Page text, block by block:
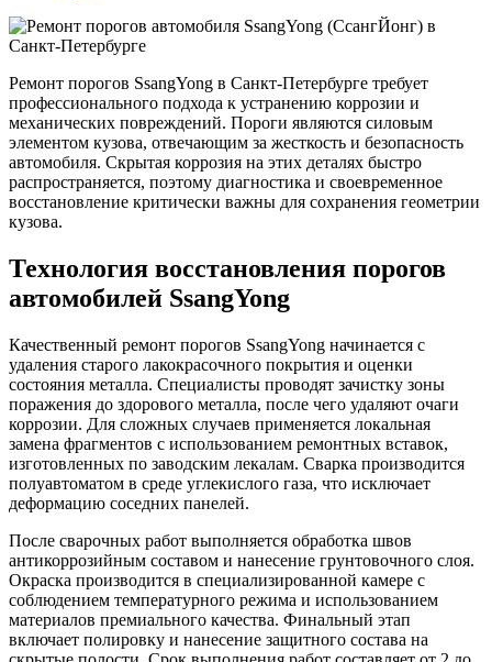
Ремонт порогов SsangYong в Санкт-Петербурге требует
профессионального подхода к устранению коррозии и
механических повреждений. Пороги являются силовым
элементом кузова, отвечающим за жесткость и безопасность
автомобиля. Скрытая коррозия на этих деталях быстро
распространяется, поэтому диагностика и своевременное
восстановление критически важны для сохранения геометрии
кузова.
Технология восстановления порогов
автомобилей SsangYong
Качественный ремонт порогов SsangYong начинается с
удаления старого лакокрасочного покрытия и оценки
состояния металла. Специалисты проводят зачистку зоны
поражения до здорового металла, после чего удаляют очаги
коррозии. Для сложных случаев применяется локальная
замена фрагментов с использованием ремонтных вставок,
изготовленных по заводским лекалам. Сварка производится
полуавтоматом в среде углекислого газа, что исключает
деформацию соседних панелей.
После сварочных работ выполняется обработка швов
антикоррозийным составом и нанесение грунтовочного слоя.
Окраска производится в специализированной камере с
соблюдением температурного режима и использованием
материалов премиального качества. Финальный этап
включает полировку и нанесение защитного состава на